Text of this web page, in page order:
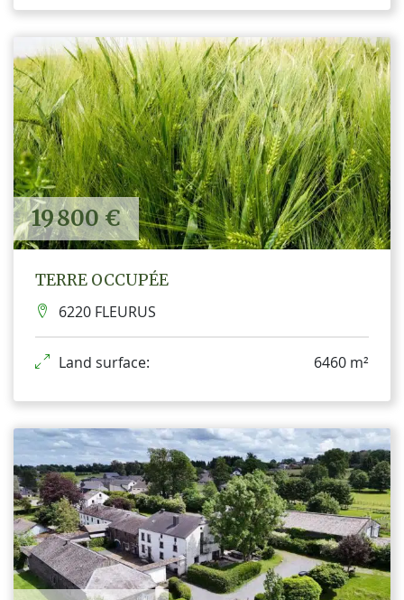
19 800 €
TERRE OCCUPÉE
6220 FLEURUS
Land surface: 6460 m²